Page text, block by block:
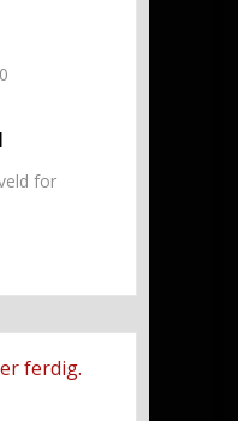
for
ferdig.